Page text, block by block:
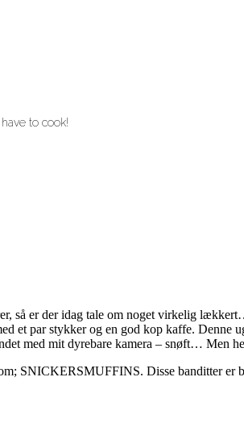
to cook!
så er der idag tale om noget virkelig
et par stykker og en god kop kaffe.
med mit dyrebare kamera – snøft… Men
SNICKERSMUFFINS. Disse banditter er